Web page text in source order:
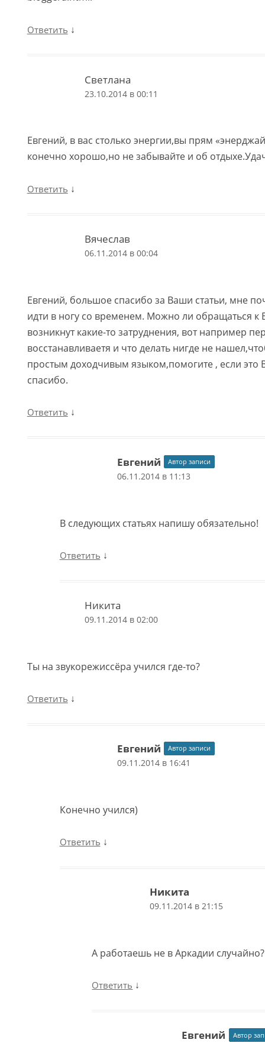
Ответить ↓
Светлана
23.10.2014 в 00:11
Евгений, в вас столько энергии,вы прям
конечно хорошо,но не забывайте и об
Ответить ↓
Вячеслав
06.11.2014 в 00:04
Евгений, большое спасибо за Ваши статьи, мне
идти в ногу со временем. Можно ли обращаться к
возникнут какие-то затруднения, вот например
восстанавливаетя и что делать нигде не
простым доходчивым языком,помогите , если это
спасибо.
Ответить ↓
Евгений Автор записи
06.11.2014 в 11:13
В следующих статьях напишу обязательно!
Ответить ↓
Никита
09.11.2014 в 02:00
Ты на звукорежиссёра учился где-то?
Ответить ↓
Евгений Автор записи
09.11.2014 в 16:41
Конечно учился)
Ответить ↓
Никита
09.11.2014 в 21:15
А работаешь не в Аркадии случайно?
Ответить ↓
Евгений Автор